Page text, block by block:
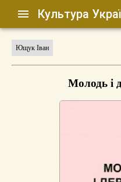
Культура
Ющук Іван
Молодь і